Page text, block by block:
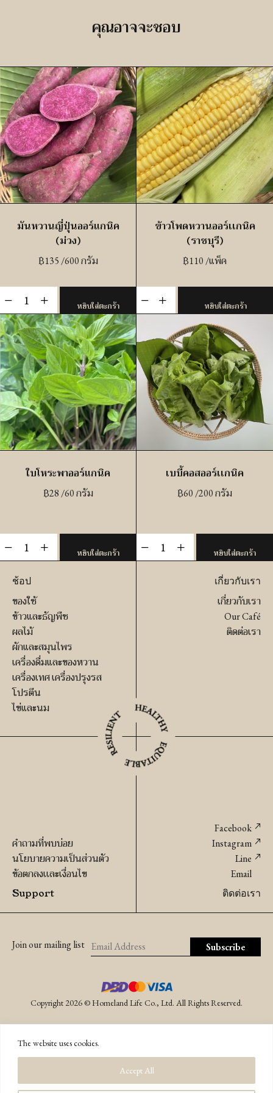
The website uses cookies.
Accept All
คุณอาจจะชอบ
มันหวานญี่ปุ่นออร์แกนิค
(ม่วง)
฿135 /600 กรัม
จำนวน
มัน
หวาน
ญี่
ปุ่
นอ
อร์
แก
นิค
(ม่วง)
หยิบใส่ตะกร้า
ข้าวโพดหวานออร์เเกนิค
(ราชบุรี)
฿110 /แพ็ค
จำนวน
ข้าวโพด
นอ
อร์เเก
นิค
(ราชบุรี)
หยิบใส่ตะกร้า
ใบโหระพาออร์แกนิค
฿28 /60 กรัม
จำนวน
ใบ
โหระพา
ออร์แกนิ
ชิ้น
หยิบใส่ตะกร้า
เบบี้คอสออร์เเกนิค
฿60 /200 กรัม
จำนวน
เบบี้
หยิบใส่ตะกร้า
ช้อป
ของใช้
ข้าวและธัญพืช
ผลไม้
ผักและสมุนไพร
เครื่องดื่มและของหวาน
เครื่องเทศ เครื่องปรุงรส
โปรตีน
ไข่และนม
เกี่ยวกับเรา
เกี่ยวกับเรา
Our Café
ติดต่อเรา
Support
คำถามที่พบบ่อย
นโยบายความเป็นส่วนตัว
ข้อตกลงเเละเงื่อนไข
ติดต่อเรา
Facebook
Instagram
Line
Email
Join our mailing list
Copyright 2026 © Homeland Life Co., Ltd. All Rights Reserved.